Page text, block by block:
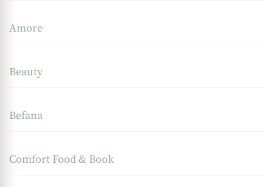
Amore
Beauty
Befana
Comfort Food & Book